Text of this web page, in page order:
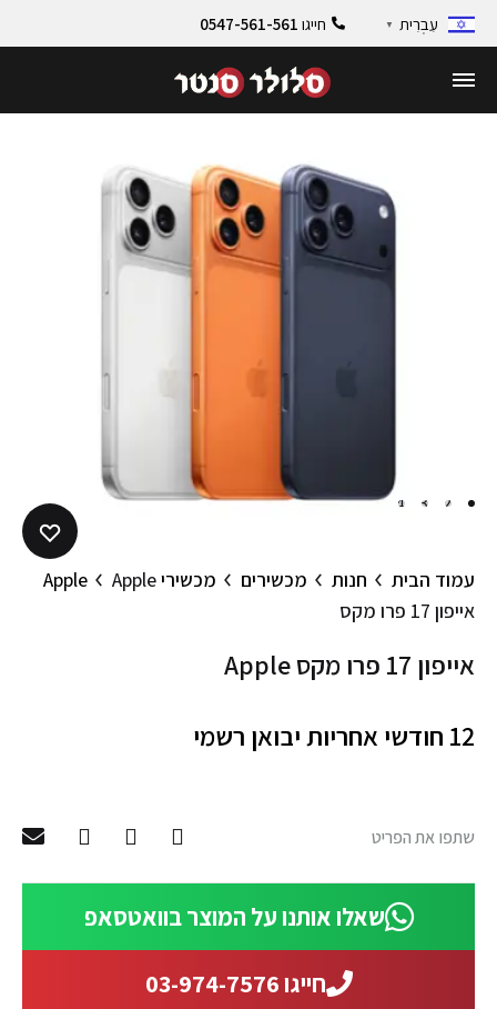
עִבְרִית ▼ חייגו 0547-561-561
1
2
3
4
עמוד הבית חנות מכשירים מכשירי AppleApple
אייפון 17 פרו מקס
Apple אייפון 17 פרו מקס
12 חודשי אחריות יבואן רשמי
שתפו את הפריט
שאלו אותנו על המוצר בוואטסאפ
חייגו 03-974-7576